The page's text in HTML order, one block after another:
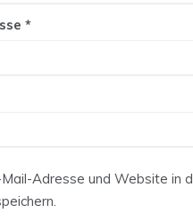
*
Mail-Adresse und Website in